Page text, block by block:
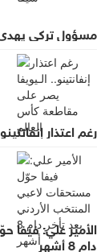
مسؤول تركي
رغم اعتذار
الأمير علي: فيفا
دام 8 أشهر